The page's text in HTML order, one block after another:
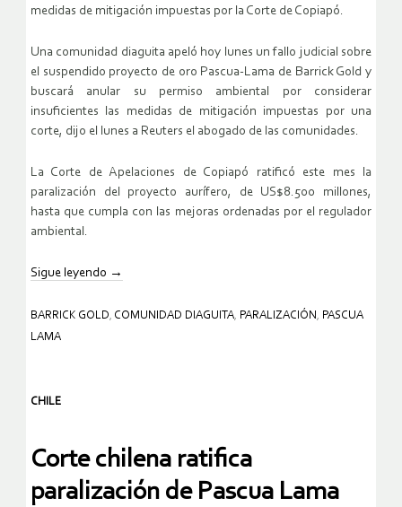
medidas de mitigación impuestas por la Corte de Copiapó.
Una comunidad diaguita apeló hoy lunes un fallo judicial sobre
el suspendido proyecto de oro Pascua-Lama de Barrick Gold y
buscará anular su permiso ambiental por considerar
insuficientes las medidas de mitigación impuestas por una
corte, dijo el lunes a Reuters el abogado de las comunidades.
La Corte de Apelaciones de Copiapó ratificó este mes la
paralización del proyecto aurífero, de US$8.500 millones,
hasta que cumpla con las mejoras ordenadas por el regulador
ambiental.
Sigue leyendo →
BARRICK GOLD, COMUNIDAD DIAGUITA, PARALIZACIÓN , PASCUA
LAMA
CHILE
Corte chilena ratifica
paralización de Pascua Lama